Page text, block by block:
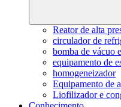
Reator de alta
circulador de
bomba de vácuo
equipamento de
homogeneizador
Equipamento de
Liofilizador e